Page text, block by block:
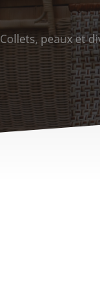
Collets, peaux et